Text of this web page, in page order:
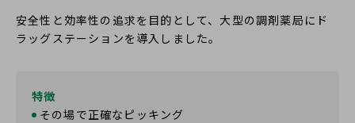
安全性と効率性の追求を目的として、大型の調剤薬局にド
ラッグステーションを導入しました。
特徴
その場で正確なピッキング
お薬お受け取りロッカーの拡大展開